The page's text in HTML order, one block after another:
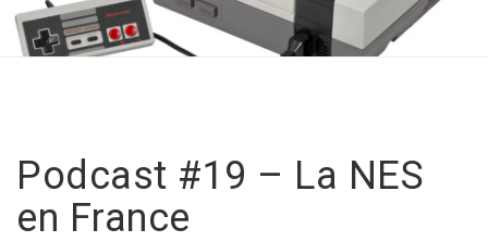
Podcast #19 – La NES
en France